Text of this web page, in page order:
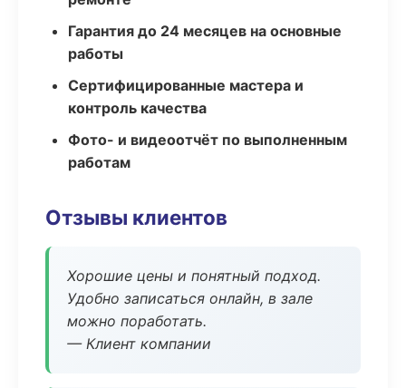
Гарантия до 24 месяцев на основные
работы
Сертифицированные мастера и
контроль качества
Фото- и видеоотчёт по выполненным
работам
Отзывы клиентов
Хорошие цены и понятный подход.
Удобно записаться онлайн, в зале
можно поработать.
— Клиент компании